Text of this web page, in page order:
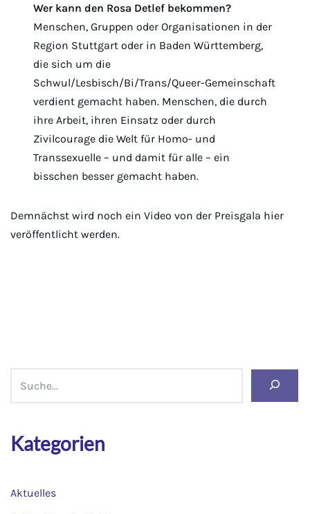
Wer kann den Rosa Detlef bekommen?
Menschen, Gruppen oder Organisationen in der
Region Stuttgart oder in Baden Württemberg,
die sich um die
Schwul/Lesbisch/Bi/Trans/Queer-Gemeinschaft
verdient gemacht haben. Menschen, die durch
ihre Arbeit, ihren Einsatz oder durch
Zivilcourage die Welt für Homo- und
Transsexuelle – und damit für alle – ein
bisschen besser gemacht haben.
Demnächst wird noch ein Video von der Preisgala hier
veröffentlicht werden.
Kategorien
Aktuelles